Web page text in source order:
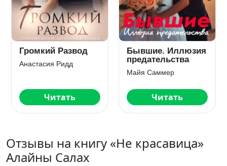
Громкий Развод
Анастасия Ридд
Читать
Бывшие. Иллюзия
предательства
Майя Саммер
Читать
Отзывы на книгу «Не красавица»
Алайны Салах